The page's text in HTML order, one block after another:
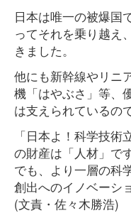
日本は唯一の被爆国
ってそれを乗り越え
きました。
他にも新幹線やリニ
機「はやぶさ」等、
は支えられているの
「日本よ！科学技
の財産は「人材」で
でも、より一層の科
創出へのイノベーシ
(文責・佐々木勝浩)